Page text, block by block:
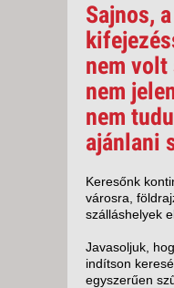
Sajnos,
nem volt
nem
nem
ajánlani
Keresőnk
városra,
szálláshelyek
Javasoljuk,
indítson
egyszerűen